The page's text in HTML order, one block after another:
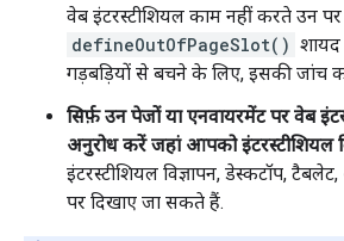
वेब इंटरस्टीशियल काम नहीं करते उन पर
defineOutOfPageSlot() शायद
गड़बड़ियों से बचने के लिए, इसकी जांच
सिर्फ़ उन पेजों या एनवायरमेंट पर वेब
अनुरोध करें जहां आपको इंटरस्टीशियल
इंटरस्टीशियल विज्ञापन, डेस्कटॉप,
पर दिखाए जा सकते हैं.